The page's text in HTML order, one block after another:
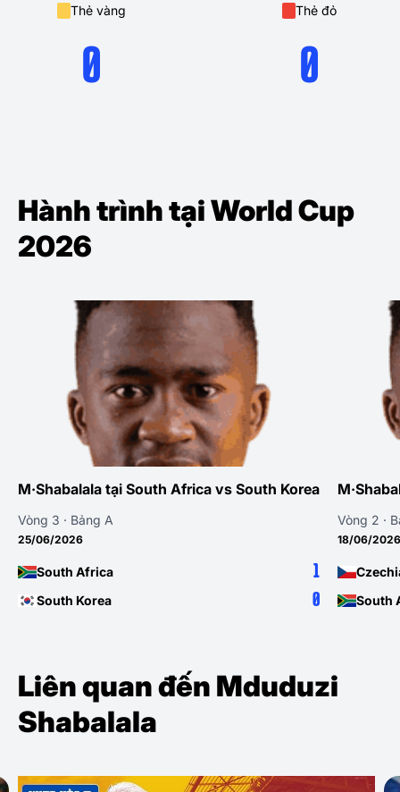
Thẻ vàng
0
Thẻ đỏ
0
Hành trình tại World Cup
2026
M·Shabalala tại South Africa vs South Korea
Vòng 3 · Bảng A
25/06/2026
South Africa 1
South Korea 0
Vòng 2 ·
18/06/2026
South
Liên quan đến Mduduzi
Shabalala